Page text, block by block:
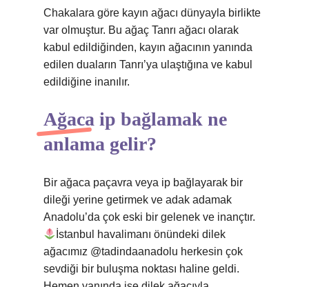
Chakalara göre kayın ağacı dünyayla birlikte
var olmuştur. Bu ağaç Tanrı ağacı olarak
kabul edildiğinden, kayın ağacının yanında
edilen duaların Tanrı’ya ulaştığına ve kabul
edildiğine inanılır.
Ağaca ip bağlamak ne
anlama gelir?
Bir ağaca paçavra veya ip bağlayarak bir
dileği yerine getirmek ve adak adamak
Anadolu’da çok eski bir gelenek ve inançtır.
İstanbul havalimanı önündeki dilek
ağacımız @tadindaanadolu herkesin çok
sevdiği bir buluşma noktası haline geldi.